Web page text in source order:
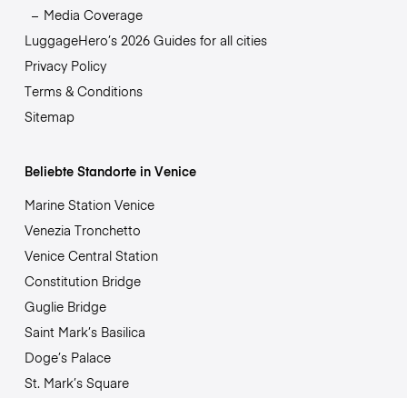
Media Coverage
LuggageHero’s 2026 Guides for all cities
Privacy Policy
Terms & Conditions
Sitemap
Beliebte Standorte in Venice
Marine Station Venice
Venezia Tronchetto
Venice Central Station
Constitution Bridge
Guglie Bridge
Saint Mark’s Basilica
Doge’s Palace
St. Mark’s Square